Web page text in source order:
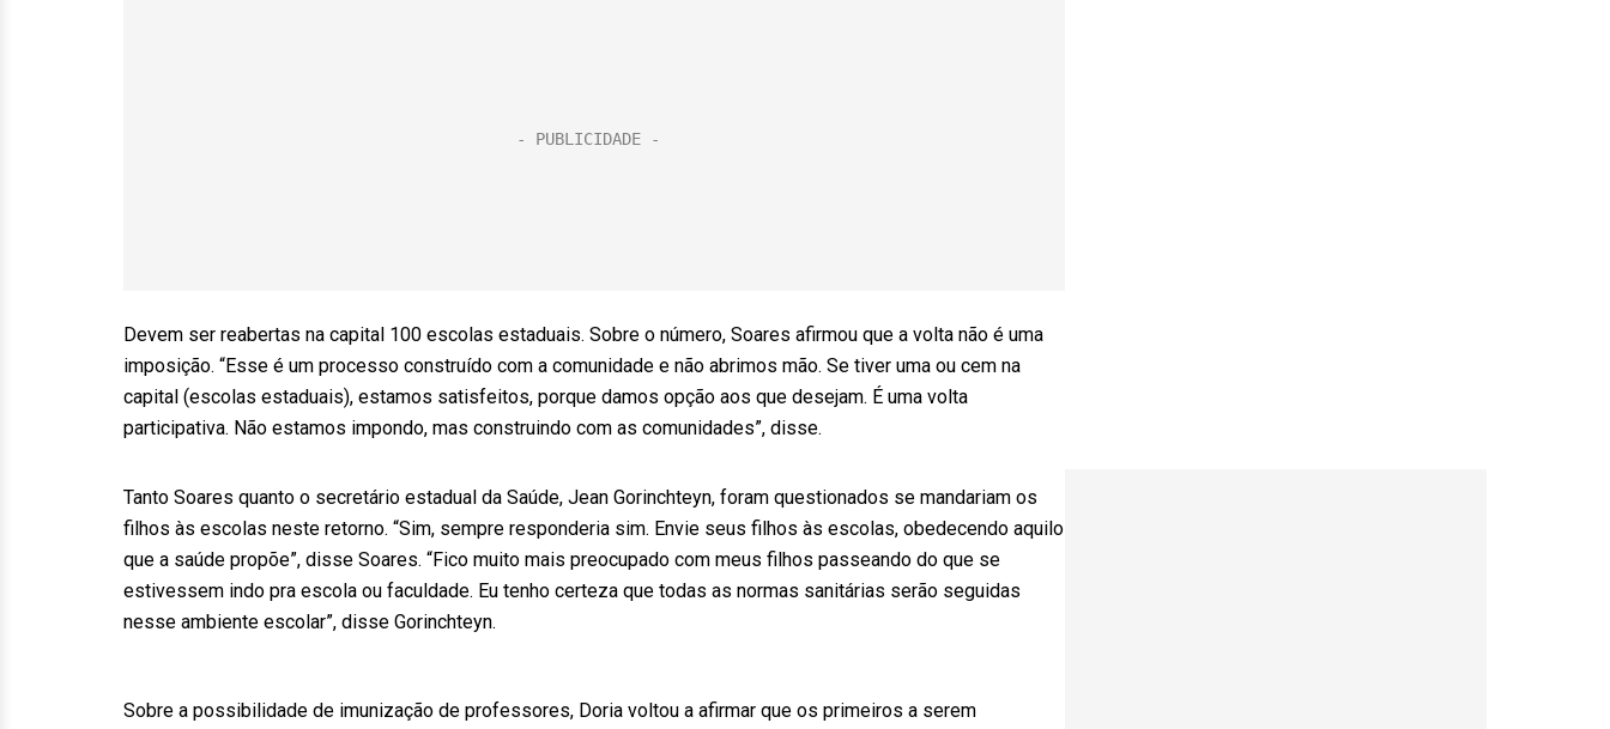
Devem ser reabertas na capital 100 escolas estaduais. Sobre o número, Soares afirmou que a volta não é uma
imposição. “Esse é um processo construído com a comunidade e não abrimos mão. Se tiver uma ou cem na
capital (escolas estaduais), estamos satisfeitos, porque damos opção aos que desejam. É uma volta
participativa. Não estamos impondo, mas construindo com as comunidades”, disse.
Tanto Soares quanto o secretário estadual da Saúde, Jean Gorinchteyn, foram questionados se mandariam os
filhos às escolas neste retorno. “Sim, sempre responderia sim. Envie seus filhos às escolas, obedecendo aquilo
que a saúde propõe”, disse Soares. “Fico muito mais preocupado com meus filhos passeando do que se
estivessem indo pra escola ou faculdade. Eu tenho certeza que todas as normas sanitárias serão seguidas
nesse ambiente escolar”, disse Gorinchteyn.
Sobre a possibilidade de imunização de professores, Doria voltou a afirmar que os primeiros a serem